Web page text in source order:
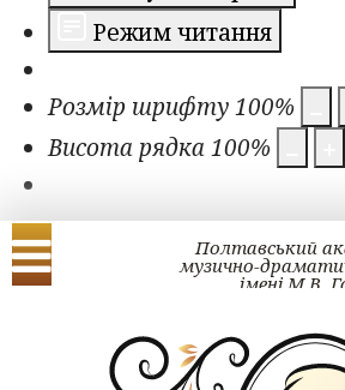
Режим читання
Розмір шрифту100%
Висота рядка100%
Полтавський
музично-
імені М.В.